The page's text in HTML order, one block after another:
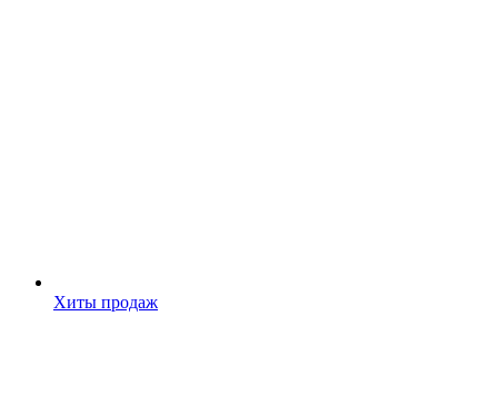
Хиты продаж